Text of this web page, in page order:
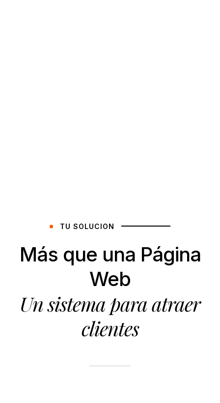
TU SOLUCION
Más que una Página
Web
Un sistema para atraer
clientes